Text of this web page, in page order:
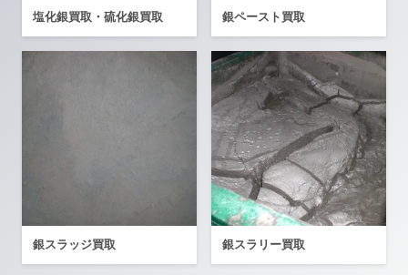
塩化銀買取・硫化銀買取 銀ペースト買取
銀スラッジ買取 銀スラリー買取